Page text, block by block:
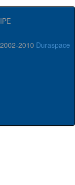
2010 Duraspace